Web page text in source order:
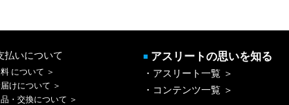
払いについて
について ＞
けについて ＞
・交換について ＞
■ アスリートの思いを知る
・アスリート一覧 ＞
・コンテンツ一覧 ＞